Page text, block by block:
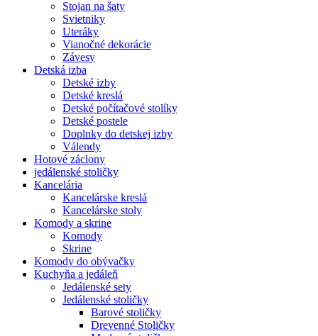
Stojan na šaty
Svietniky
Uteráky
Vianočné dekorácie
Závesy
Detská izba
Detské izby
Detské kreslá
Detské počítačové stolíky
Detské postele
Doplnky do detskej izby
Válendy
Hotové záclony
jedálenské stoličky
Kancelária
Kancelárske kreslá
Kancelárske stoly
Komody a skrine
Komody
Skrine
Komody do obývačky
Kuchyňa a jedáleň
Jedálenské sety
Jedálenské stoličky
Barové stoličky
Drevenné Stoličky